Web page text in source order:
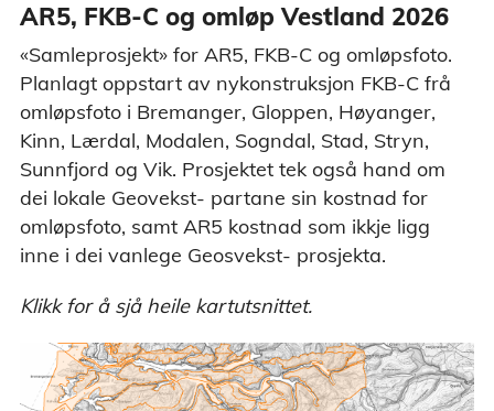
AR5, FKB-C og omløp Vestland 2026
«Samleprosjekt» for AR5, FKB-C og omløpsfoto.
Planlagt oppstart av nykonstruksjon FKB-C frå
omløpsfoto i Bremanger, Gloppen, Høyanger,
Kinn, Lærdal, Modalen, Sogndal, Stad, Stryn,
Sunnfjord og Vik. Prosjektet tek også hand om
dei lokale Geovekst- partane sin kostnad for
omløpsfoto, samt AR5 kostnad som ikkje ligg
inne i dei vanlege Geosvekst- prosjekta.
Klikk for å sjå heile kartutsnittet.